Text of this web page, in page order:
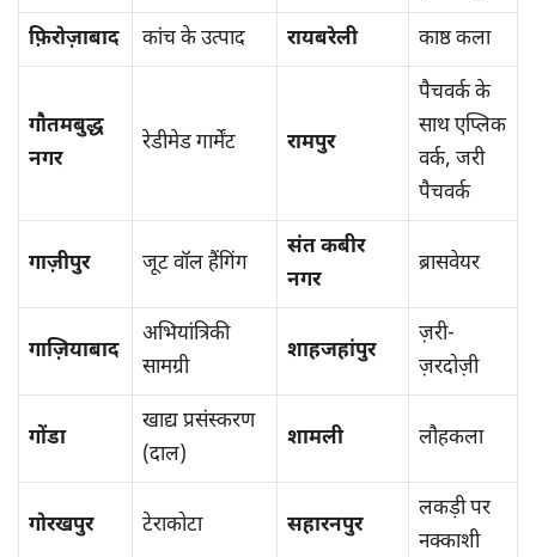
फ़िरोज़ाबाद कांच के उत्पाद रायबरेली काष्ठ कला
गौतमबुद्ध
नगर
रेडीमेड गार्मेंट रामपुर
पैचवर्क के
साथ एप्लिक
वर्क, जरी
पैचवर्क
गाज़ीपुर जूट वॉल हैंगिंग
संत कबीर
नगर
ब्रासवेयर
गाज़ियाबाद
अभियांत्रिकी
सामग्री
शाहजहांपुर
ज़री-
ज़रदोज़ी
गोंडा
खाद्य प्रसंस्करण
(दाल)
शामली लौहकला
गोरखपुर टेराकोटा सहारनपुर
लकड़ी पर
नक्काशी